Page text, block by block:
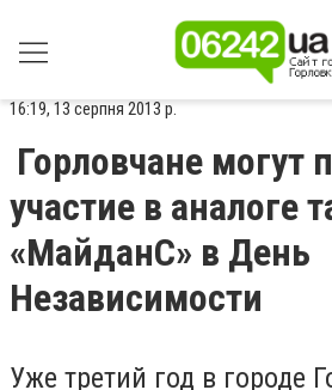
16:19, 13 серпня 2013 р.
Горловчане могут
участие в аналоге
«МайданС» в День
Независимости
Уже третий год в городе